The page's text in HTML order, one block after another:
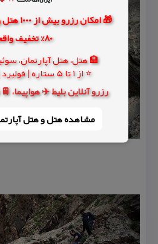
🎁 امکان
80% تخفیف واقعی
🏨 هتل، هتل آپارتمان،
⭐ از 1 تا 5 ستاره | فولبرد | نزدیک حرم
رزرو آنلاین بلیط ✈️ هواپیما،
مشاهده هتل و هتل‌